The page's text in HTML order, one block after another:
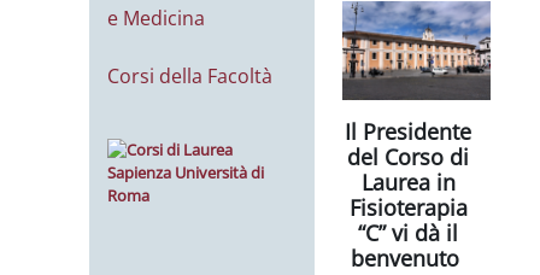
e Medicina
Corsi della Facoltà
Il Presidente
del Corso di
Laurea in
Fisioterapia
“C” vi dà il
benvenuto